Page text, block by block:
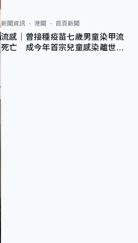
新聞資訊 港聞 首頁新聞
流感｜曾接種疫苗七歲男童染甲流
死亡 成今年首宗兒童感染離世個